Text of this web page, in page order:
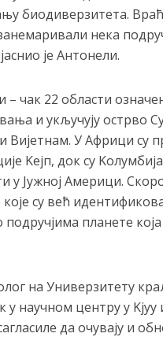
биодиверзитета.
нека
је Антонели.
– чак 22 области
и укључују острво
Вијетнам. У Африци су
Kејп, док су
у Јужној Америци.
су већ
подручјима планете
на Универзитету
научном центру у Kјуу
да очувају и